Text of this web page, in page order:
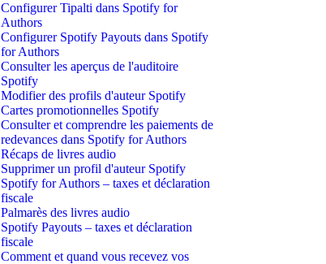
Configurer Tipalti dans Spotify for
Authors
Configurer Spotify Payouts dans Spotify
for Authors
Consulter les aperçus de l'auditoire
Spotify
Modifier des profils d'auteur Spotify
Cartes promotionnelles Spotify
Consulter et comprendre les paiements de
redevances dans Spotify for Authors
Récaps de livres audio
Supprimer un profil d'auteur Spotify
Spotify for Authors – taxes et déclaration
fiscale
Palmarès des livres audio
Spotify Payouts – taxes et déclaration
fiscale
Comment et quand vous recevez vos